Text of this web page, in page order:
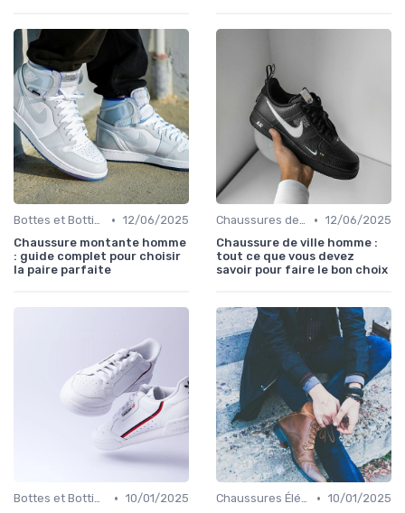
Bottes et Bottines • 12/06/2025
Chaussure montante homme
: guide complet pour choisir
la paire parfaite
Chaussures de Ville • 12/06/2025
Chaussure de ville homme :
tout ce que vous devez
savoir pour faire le bon choix
Bottes et Bottines • 10/01/2025
Chaussures Élégantes et de Cérémonie • 10/01/2025